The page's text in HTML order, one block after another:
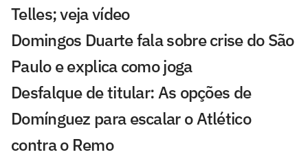
Telles; veja vídeo
Domingos Duarte fala sobre crise do São
Paulo e explica como joga
Desfalque de titular: As opções de
Domínguez para escalar o Atlético
contra o Remo